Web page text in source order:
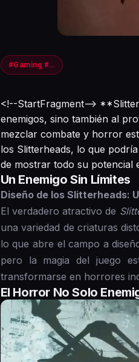
#Gaming #Slitterhead #BodyHorror
<!--StartFragment-->
enemigos, sino también al
mezclar combate y horror
los Slitterheads, lo que
de mostrar todo su potencial
Un Enemigo Sin Límites
Diseño de los Slitterheads:
El verdadero atractivo de
una variedad de criaturas
lo que abre el campo a
pero la magia del juego
transformarse en horrores
El Horror No Solo